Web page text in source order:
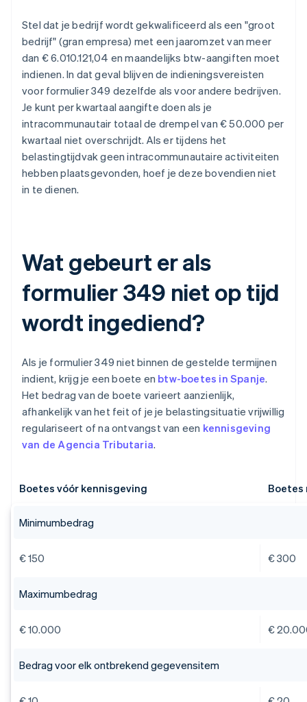
Stel dat je bedrijf wordt gekwalificeerd als een "groot
bedrijf" (gran empresa) met een jaaromzet van meer
dan € 6.010.121,04 en maandelijks btw-aangiften moet
indienen. In dat geval blijven de indieningsvereisten
voor formulier 349 dezelfde als voor andere bedrijven.
Je kunt per kwartaal aangifte doen als je
intracommunautair totaal de drempel van € 50.000 per
kwartaal niet overschrijdt. Als er tijdens het
belastingtijdvak geen intracommunautaire activiteiten
hebben plaatsgevonden, hoef je deze bovendien niet
in te dienen.
Wat gebeurt er als
formulier 349 niet op tijd
wordt ingediend?
Als je formulier 349 niet binnen de gestelde termijnen
indient, krijg je een boete en btw-boetes in Spanje.
Het bedrag van de boete varieert aanzienlijk,
afhankelijk van het feit of je je belastingsituatie vrijwillig
regulariseert of na ontvangst van een kennisgeving
van de Agencia Tributaria.
Boetes vóór kennisgeving Boetes
Minimumbedrag
€ 150 € 300
Maximumbedrag
€ 10.000 €
Bedrag voor elk ontbrekend gegevensitem